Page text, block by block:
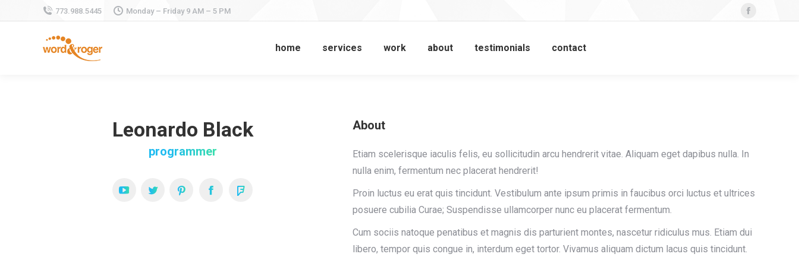
773.988.5445 Monday – Friday 9 AM – 5 PM
Facebook
home services work about testimonials contact
Leonardo Black
programmer
YouTubeTwitterPinterestFacebookFoursquare
About
Etiam scelerisque iaculis felis, eu sollicitudin arcu hendrerit vitae. Aliquam eget dapibus nulla. In
nulla enim, fermentum nec placerat hendrerit!
Proin luctus eu erat quis tincidunt. Vestibulum ante ipsum primis in faucibus orci luctus et ultrices
posuere cubilia Curae; Suspendisse ullamcorper nunc eu placerat fermentum.
Cum sociis natoque penatibus et magnis dis parturient montes, nascetur ridiculus mus. Etiam dui
libero, tempor quis congue in, interdum eget tortor. Vivamus aliquam dictum lacus quis tincidunt.